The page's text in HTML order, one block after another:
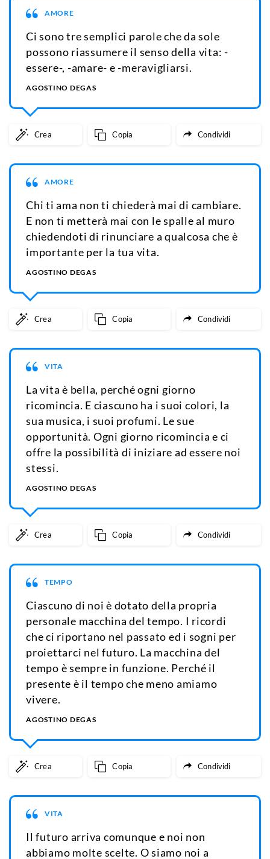
AMORE
Ci sono tre semplici parole che da sole
possono riassumere il senso della vita: -
essere-, -amare- e -meravigliarsi.
AGOSTINO DEGAS
Crea Copia Condividi
AMORE
Chi ti ama non ti chiederà mai di cambiare.
E non ti metterà mai con le spalle al muro
chiedendoti di rinunciare a qualcosa che è
importante per la tua vita.
AGOSTINO DEGAS
Crea Copia Condividi
VITA
La vita è bella, perché ogni giorno
ricomincia. E ciascuno ha i suoi colori, la
sua musica, i suoi profumi. Le sue
opportunità. Ogni giorno ricomincia e ci
offre la possibilità di iniziare ad essere noi
stessi.
AGOSTINO DEGAS
Crea Copia Condividi
TEMPO
Ciascuno di noi è dotato della propria
personale macchina del tempo. I ricordi
che ci riportano nel passato ed i sogni per
proiettarci nel futuro. La macchina del
tempo è sempre in funzione. Perché il
presente è il tempo che meno amiamo
vivere.
AGOSTINO DEGAS
Crea Copia Condividi
VITA
Il futuro arriva comunque e noi non
abbiamo molte scelte. O siamo noi a